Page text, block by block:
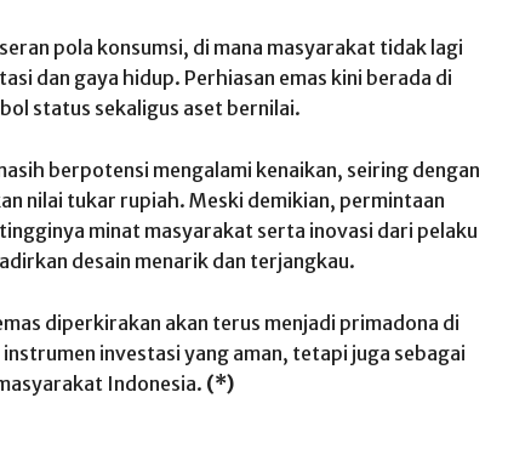
pola konsumsi, di mana masyarakat tidak lagi
dan gaya hidup. Perhiasan emas kini berada di
status sekaligus aset bernilai.
berpotensi mengalami kenaikan, seiring dengan
nilai tukar rupiah. Meski demikian, permintaan
minat masyarakat serta inovasi dari pelaku
desain menarik dan terjangkau.
diperkirakan akan terus menjadi primadona di
investasi yang aman, tetapi juga sebagai
Indonesia. (*)